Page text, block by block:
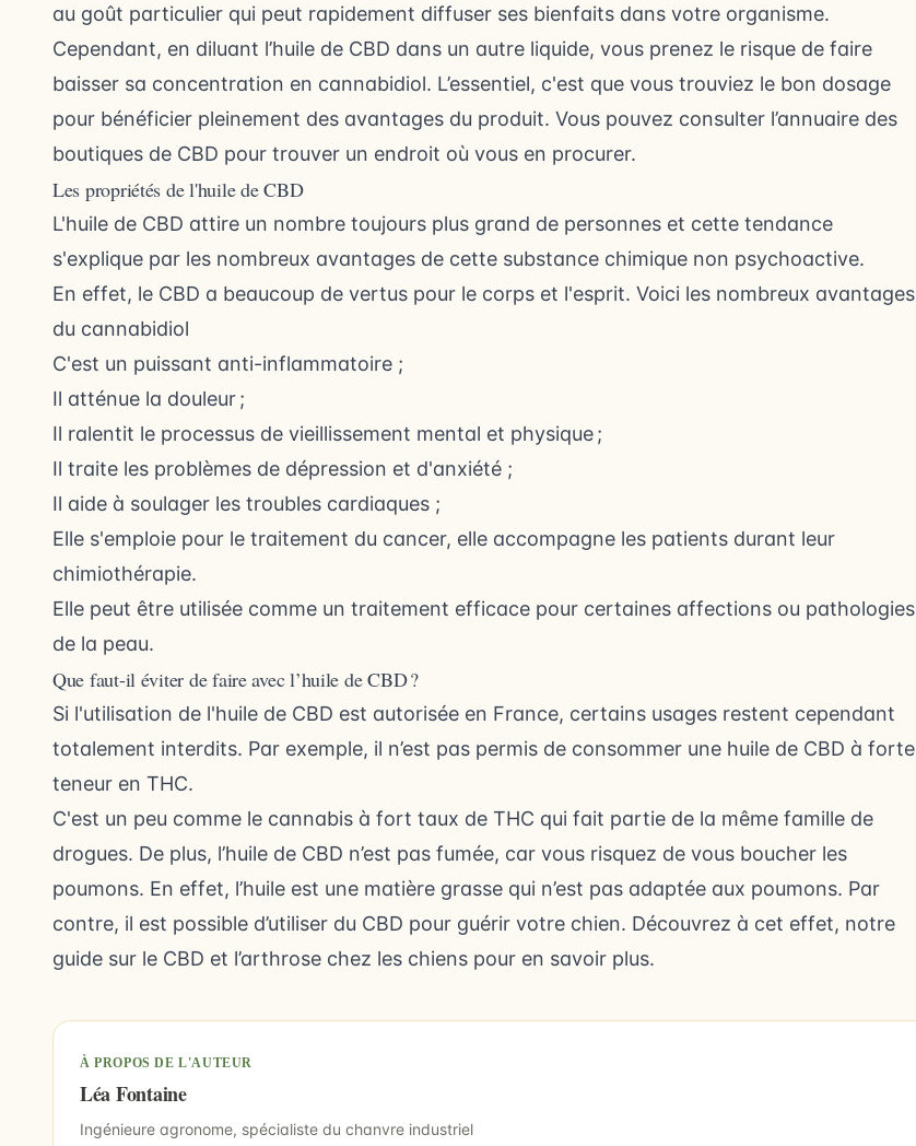
au goût particulier qui peut rapidement diffuser ses bienfaits dans votre organisme.
Cependant, en diluant l’huile de CBD dans un autre liquide, vous prenez le risque de faire
baisser sa concentration en cannabidiol. L’essentiel, c'est que vous trouviez le bon dosage
pour bénéficier pleinement des avantages du produit. Vous pouvez consulter l’annuaire des
boutiques de CBD pour trouver un endroit où vous en procurer.
Les propriétés de l'huile de CBD
L'huile de CBD attire un nombre toujours plus grand de personnes et cette tendance
s'explique par les nombreux avantages de cette substance chimique non psychoactive.
En effet, le CBD a beaucoup de vertus pour le corps et l'esprit. Voici les nombreux avantages
du cannabidiol
C'est un puissant anti-inflammatoire ;
Il atténue la douleur ;
Il ralentit le processus de vieillissement mental et physique ;
Il traite les problèmes de dépression et d'anxiété ;
Il aide à soulager les troubles cardiaques ;
Elle s'emploie pour le traitement du cancer, elle accompagne les patients durant leur
chimiothérapie.
Elle peut être utilisée comme un traitement efficace pour certaines affections ou pathologies
de la peau.
Que faut-il éviter de faire avec l’huile de CBD ?
Si l'utilisation de l'huile de CBD est autorisée en France, certains usages restent cependant
totalement interdits. Par exemple, il n’est pas permis de consommer une huile de CBD à forte
teneur en THC.
C'est un peu comme le cannabis à fort taux de THC qui fait partie de la même famille de
drogues. De plus, l’huile de CBD n’est pas fumée, car vous risquez de vous boucher les
poumons. En effet, l’huile est une matière grasse qui n’est pas adaptée aux poumons. Par
contre, il est possible d’utiliser du CBD pour guérir votre chien. Découvrez à cet effet, notre
guide sur le CBD et l’arthrose chez les chiens pour en savoir plus.
À PROPOS DE L'AUTEUR
Léa Fontaine
Ingénieure agronome, spécialiste du chanvre industriel